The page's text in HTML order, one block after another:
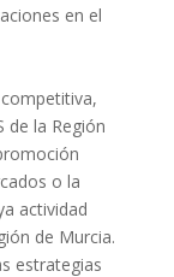
en el
de la Región
o la
actividad
de Murcia.
estrategias